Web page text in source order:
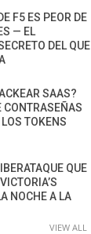
F5 ES PEOR DE
— EL
DEL QUE
SAAS?
CONTRASEÑAS
TOKENS
QUE
NOCHE A LA
VIEW ALL